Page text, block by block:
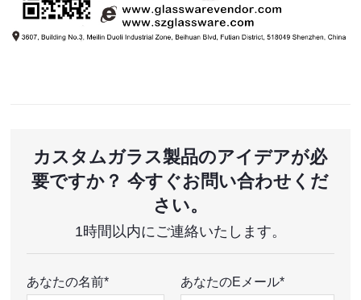
カスタムガラス製品のアイデアが必
要ですか？ 今すぐお問い合わせくだ
さい。
1時間以内にご連絡いたします。
あなたの名前* あなたのEメール*